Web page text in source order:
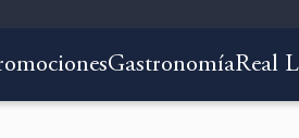
GastronomíaReal